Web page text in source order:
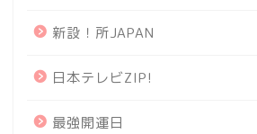
新設！所JAPAN
日本テレビZIP!
最強開運日